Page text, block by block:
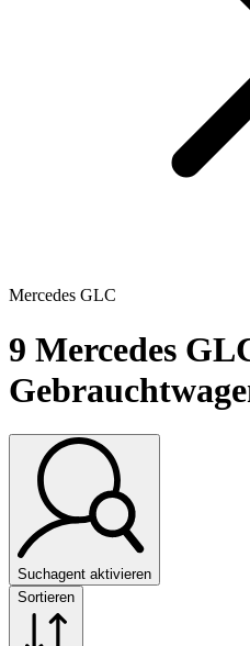
Mercedes GLC
9 Mercedes
Suchagent aktivieren
Sortieren